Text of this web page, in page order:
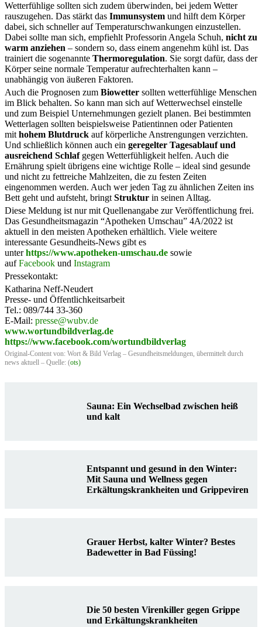
Wetterfühlige sollten sich zudem überwinden, bei jedem Wetter
rauszugehen. Das stärkt das Immunsystem und hilft dem Körper
dabei, sich schneller auf Temperaturschwankungen einzustellen.
Dabei sollte man sich, empfiehlt Professorin Angela Schuh, nicht zu
warm anziehen – sondern so, dass einem angenehm kühl ist. Das
trainiert die sogenannte Thermoregulation. Sie sorgt dafür, dass der
Körper seine normale Temperatur aufrechterhalten kann –
unabhängig von äußeren Faktoren.
Auch die Prognosen zum Biowetter sollten wetterfühlige Menschen
im Blick behalten. So kann man sich auf Wetterwechsel einstelle
und zum Beispiel Unternehmungen gezielt planen. Bei bestimmten
Wetterlagen sollten beispielsweise Patientinnen oder Patienten
mit hohem Blutdruck auf körperliche Anstrengungen verzichten.
Und schließlich können auch ein geregelter Tagesablauf und
ausreichend Schlafgegen Wetterfühligkeit helfen. Auch die
Ernährung spielt übrigens eine wichtige Rolle – ideal sind gesunde
und nicht zu fettreiche Mahlzeiten, die zu festen Zeiten
eingenommen werden. Auch wer jeden Tag zu ähnlichen Zeiten ins
Bett geht und aufsteht, bringt Struktur in seinen Alltag.
Diese Meldung ist nur mit Quellenangabe zur Veröffentlichung frei.
Das Gesundheitsmagazin “Apotheken Umschau” 4A/2022 ist
aktuell in den meisten Apotheken erhältlich. Viele weitere
interessante Gesundheits-News gibt es
unterhttps://www.apotheken-umschau.de sowie
aufFacebook und Instagram
Pressekontakt:
Katharina Neff-Neudert
Presse- und Öffentlichkeitsarbeit
Tel.: 089/744 33-360
E-Mail: presse@wubv.de
www.wortundbildverlag.de
https://www.facebook.com/wortundbildverlag
Original-Content von: Wort & Bild Verlag – Gesundheitsmeldungen, übermittelt durch
news aktuell – Quelle: (ots)
Sauna: Ein Wechselbad zwischen heiß
und kalt
Entspannt und gesund in den Winter:
Mit Sauna und Wellness gegen
Erkältungskrankheiten und Grippeviren
Grauer Herbst, kalter Winter? Bestes
Badewetter in Bad Füssing!
Die 50 besten Virenkiller gegen Grippe
und Erkältungskrankheiten